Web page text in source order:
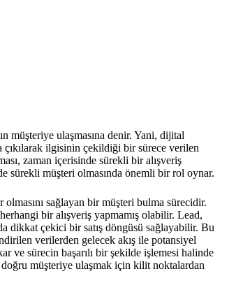
müşteriye ulaşmasına denir. Yani, dijital
ilgisinin çekildiği bir sürece verilen
zaman içerisinde sürekli bir alışveriş
sürekli müşteri olmasında önemli bir rol oynar.
sağlayan bir müşteri bulma sürecidir.
bir alışveriş yapmamış olabilir. Lead,
dikkat çekici bir satış döngüsü sağlayabilir. Bu
verilerden gelecek akış ile potansiyel
ve sürecin başarılı bir şekilde işlemesi halinde
doğru müşteriye ulaşmak için kilit noktalardan